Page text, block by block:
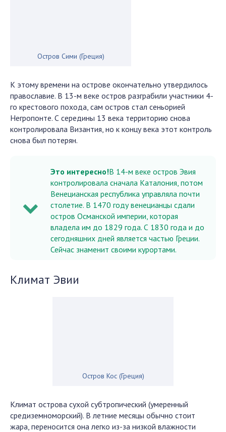
Остров Сими (Греция)
К этому времени на острове окончательно утвердилось
православие. В 13-м веке остров разграбили участники 4-
го крестового похода, сам остров стал сеньорией
Негропонте. С середины 13 века территорию снова
контролировала Византия, но к концу века этот контроль
снова был потерян.
Это интересно!В 14-м веке остров Эвия
контролировала сначала Каталония, потом
Венецианская республика управляла почти
столетие. В 1470 году венецианцы сдали
остров Османской империи, которая
владела им до 1829 года. С 1830 года и до
сегодняшних дней является частью Греции.
Сейчас знаменит своими курортами.
Климат Эвии
Остров Кос (Греция)
Климат острова сухой субтропический (умеренный
средиземноморский). В летние месяцы обычно стоит
жара, переносится она легко из-за низкой влажности